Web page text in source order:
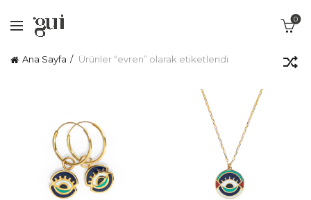
0
Ana Sayfa Ürünler “evren” olarak etiketlendi